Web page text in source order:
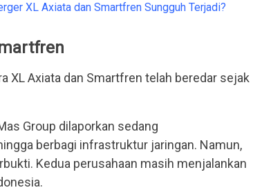
XL Axiata dan Smartfren Sungguh Terjadi?
XL Axiata dan Smartfren telah beredar sejak
Group dilaporkan sedang
berbagi infrastruktur jaringan. Namun,
Kedua perusahaan masih menjalankan